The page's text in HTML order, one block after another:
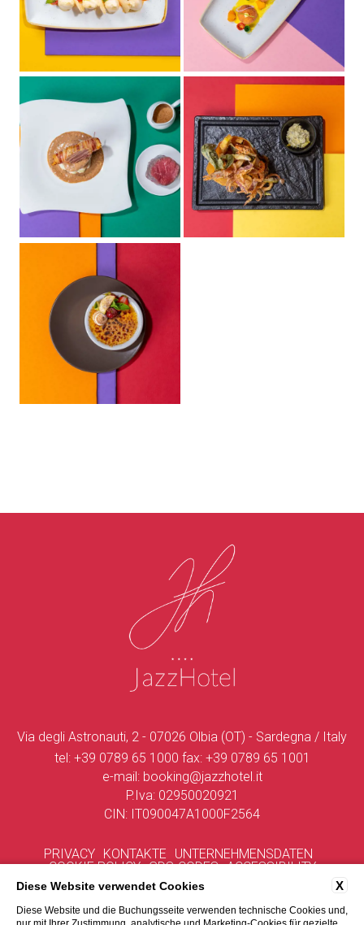
Via degli Astronauti, 2 - 07026 Olbia (OT) - Sardegna / Italy
tel: +39 0789 65 1000 fax: +39 0789 65 1001
e-mail: booking@jazzhotel.it
P.Iva: 02950020921
CIN: IT090047A1000F2564
PRIVACY KONTAKTE
UNTERNEHMENSDATEN
COOKIE POLICY GDS-CODES ACCESSIBILITY
X
Diese Website verwendet Cookies
Diese Website und die Buchungsseite verwenden technische Cookies und,